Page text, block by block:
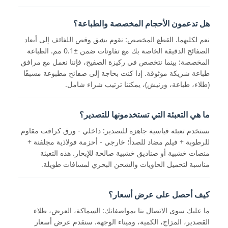
هل تدعمون الأحجام المخصصة والطباعة؟
نعم لكليهما. القطع المخصص: نقوم بشق وقص اللفائف إلى أبعاد
الصفائح الدقيقة الخاصة بك مع تفاوتات ضمن ±0.1 مم. الطباعة
المخصصة: بينما نتخصص في ركيزة الصفيح، فإننا نعمل مع مرافق
طباعة شريكة موثوقة. إذا كنت بحاجة إلى صفائح مطبوعة مسبقًا
(طلاء، طباعة، ورنيش)، يمكننا ترتيب شراء شامل.
ما هي التعبئة التي تستخدمونها للتصدير؟
نستخدم تعبئة قياسية جاهزة للتصدير: داخلي - ورق كرافت مقاوم
للرطوبة + فيلم مضاد للصدأ؛ خارجي - أحزمة فولاذية مجلفنة +
منصات خشبية أو صناديق خشبية صالحة للإبحار. هذه التعبئة
مناسبة لتحميل الحاويات والشحن البحري لمسافات طويلة.
كيف أحصل على عرض أسعار؟
ما عليك سوى الاتصال بنا بمواصفاتك: السماكة، العرض، طلاء
القصدير، المزاج، الكمية، وميناء الوجهة. سنقدم عرض أسعار